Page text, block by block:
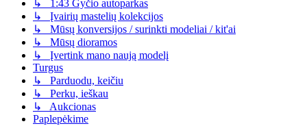
↳ 1:43 Gyčio autoparkas
↳ Įvairių mastelių kolekcijos
↳ Mūsų konversijos / surinkti modeliai / kit'ai
↳ Mūsų dioramos
↳ Įvertink mano naują modelį
Turgus
↳ Parduodu, keičiu
↳ Perku, ieškau
↳ Aukcionas
Paplepėkime